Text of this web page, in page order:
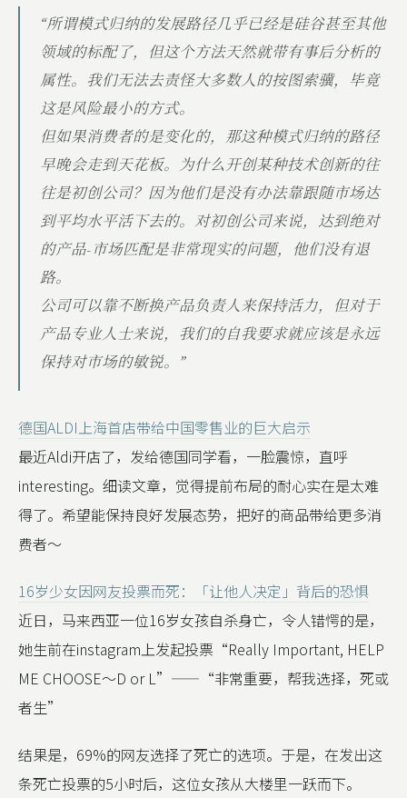
“所谓模式归纳的发展路径几乎已经是硅谷甚至其他
领域的标配了，但这个方法天然就带有事后分析的
属性。我们无法去责怪大多数人的按图索骥，毕竟
这是风险最小的方式。
但如果消费者的是变化的，那这种模式归纳的路径
早晚会走到天花板。为什么开创某种技术创新的往
往是初创公司？因为他们是没有办法靠跟随市场达
到平均水平活下去的。对初创公司来说，达到绝对
的产品-市场匹配是非常现实的问题，他们没有退
路。
公司可以靠不断换产品负责人来保持活力，但对于
产品专业人士来说，我们的自我要求就应该是永远
保持对市场的敏锐。”
德国ALDI上海首店带给中国零售业的巨大启示
最近Aldi开店了，发给德国同学看，一脸震惊，直呼
interesting。细读文章，觉得提前布局的耐心实在是太难
得了。希望能保持良好发展态势，把好的商品带给更多消
费者～
16岁少女因网友投票而死：「让他人决定」背后的恐惧
近日，马来西亚一位16岁女孩自杀身亡，令人错愕的是，
她生前在instagram上发起投票“Really Important, HELP
ME CHOOSE～D or L”——“非常重要，帮我选择，死或
者生”
结果是，69%的网友选择了死亡的选项。于是，在发出这
条死亡投票的5小时后，这位女孩从大楼里一跃而下。